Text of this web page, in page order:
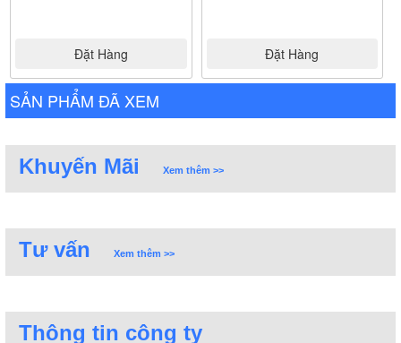
Đặt Hàng Đặt Hàng
SẢN PHẨM ĐÃ XEM
Khuyến Mãi Xem thêm >>
Tư vấn Xem thêm >>
Thông tin công ty